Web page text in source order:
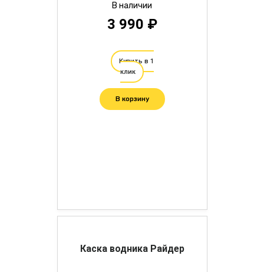
В наличии
3 990 ₽
Купить в 1
клик
В корзину
Каска водника Райдер